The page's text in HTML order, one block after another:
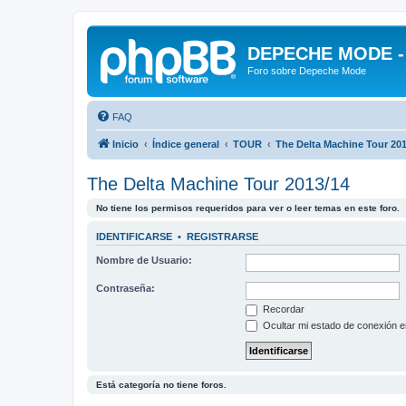
DEPECHE MODE
Foro sobre Depeche Mode
FAQ
Inicio Índice general TOUR The Delta Machine Tour
The Delta Machine Tour 2013/14
No tiene los permisos requeridos para ver o leer temas en este foro.
IDENTIFICARSE • REGISTRARSE
Nombre de Usuario:
Contraseña:
Recordar
Ocultar mi estado de conexión
Está categoría no tiene foros.